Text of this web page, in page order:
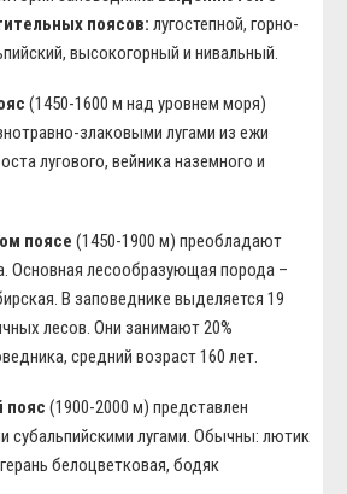
поясов: лугостепной, горно-
высокогорный и нивальный.
(1450-1600 м над уровнем моря)
злаковыми лугами из ежи
лугового, вейника наземного и
поясе (1450-1900 м) преобладают
Основная лесообразующая порода –
В заповеднике выделяется 19
лесов. Они занимают 20%
средний возраст 160 лет.
пояс (1900-2000 м) представлен
субальпийскими лугами. Обычны: лютик
белоцветковая, бодяк